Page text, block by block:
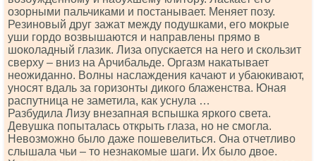
озорными пальчиками и постанывает. Меняет позу.
Резиновый друг зажат между подушками, его мокрые
уши гордо возвышаются и направлены прямо в
шоколадный глазик. Лиза опускается на него и скользит
сверху – вниз на Арчибальде. Оргазм накатывает
неожиданно. Волны наслаждения качают и убаюкивают,
уносят вдаль за горизонты дикого блаженства. Юная
распутница не заметила, как уснула …
Разбудила Лизу внезапная вспышка яркого света.
Девушка попыталась открыть глаза, но не смогла.
Невозможно было даже пошевелиться. Она отчетливо
слышала чьи – то незнакомые шаги. Их было двое.